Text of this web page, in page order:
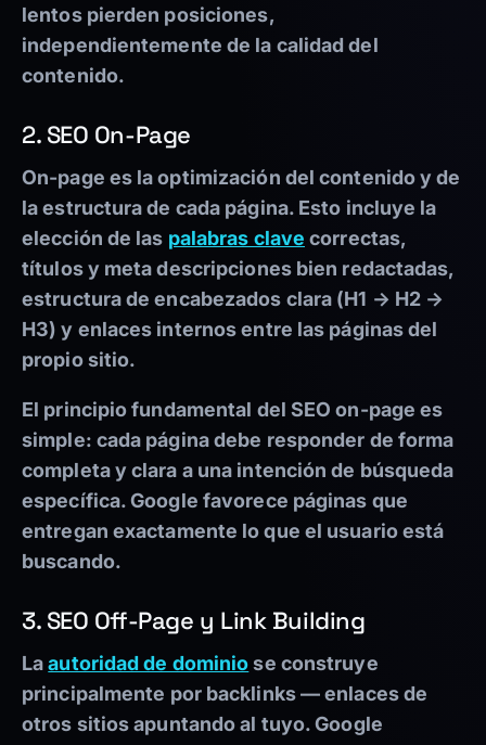
lentos pierden posiciones,
independientemente de la calidad del
contenido.
2. SEO On-Page
On-page es la optimización del contenido y de
la estructura de cada página. Esto incluye la
elección de las palabras clave correctas,
títulos y meta descripciones bien redactadas,
estructura de encabezados clara (H1 → H2 →
H3) y enlaces internos entre las páginas del
propio sitio.
El principio fundamental del SEO on-page es
simple: cada página debe responder de forma
completa y clara a una intención de búsqueda
específica. Google favorece páginas que
entregan exactamente lo que el usuario está
buscando.
3. SEO Off-Page y Link Building
Laautoridad de dominiose construye
principalmente por backlinks — enlaces de
otros sitios apuntando al tuyo. Google